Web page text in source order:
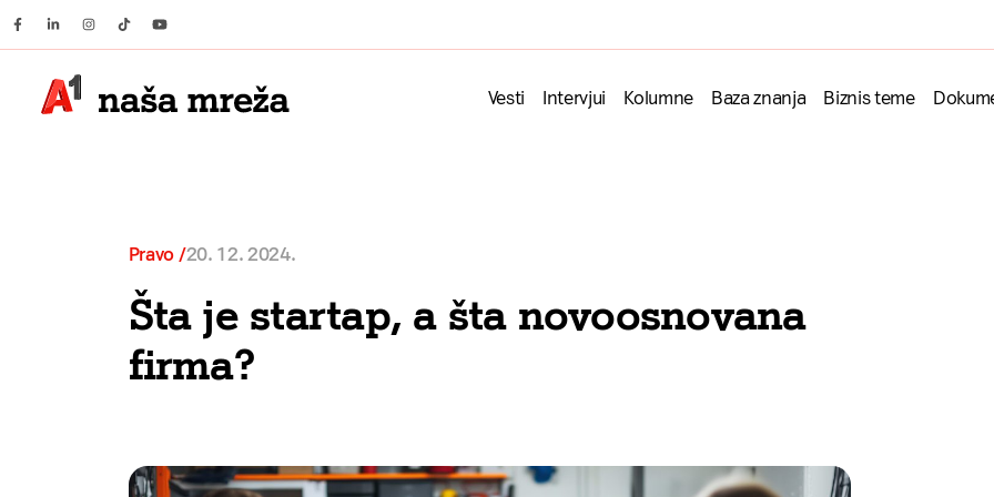
Facebook
LinkedinInstagram
TiktokYoutube
Vesti Intervjui Kolumne Baza znanja Biznis teme
Pravo 20. 12. 2024.
Šta je startap, a šta novoosnovana
firma?